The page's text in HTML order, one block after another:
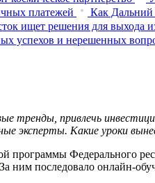
платежей
Как Дальний
ищет решения для выхода
успехов и нерешенных
привлечь
эксперты. Какие уроки
программы Федерального
ним последовало онлайн-